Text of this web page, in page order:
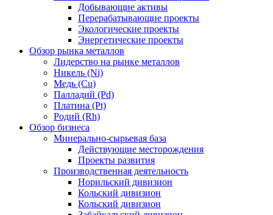
Добывающие активы
Перерабатывающие проекты
Экологические проекты
Энергетические проекты
Обзор рынка металлов
Лидерство на рынке металлов
Никель (Ni)
Медь (Cu)
Палладий (Pd)
Платина (Pt)
Родий (Rh)
Обзор бизнеса
Минерально-сырьевая база
Действующие месторождения
Проекты развития
Производственная деятельность
Норильский дивизион
Кольский дивизион
Кольский дивизион